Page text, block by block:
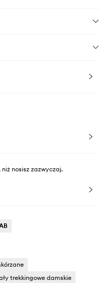
nosisz zazwyczaj.
trekkingowe damskie